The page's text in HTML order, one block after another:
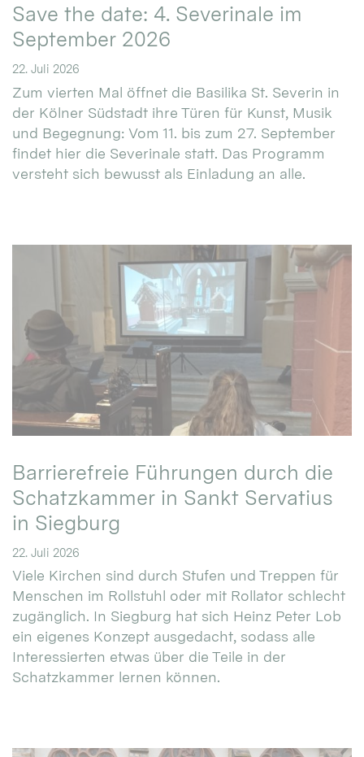
Save the date: 4. Severinale im
September 2026
22. Juli 2026
Zum vierten Mal öffnet die Basilika St. Severin in
der Kölner Südstadt ihre Türen für Kunst, Musik
und Begegnung: Vom 11. bis zum 27. September
findet hier die Severinale statt. Das Programm
versteht sich bewusst als Einladung an alle.
Barrierefreie Führungen durch die
Schatzkammer in Sankt Servatius
in Siegburg
22. Juli 2026
Viele Kirchen sind durch Stufen und Treppen für
Menschen im Rollstuhl oder mit Rollator schlecht
zugänglich. In Siegburg hat sich Heinz Peter Lob
ein eigenes Konzept ausgedacht, sodass alle
Interessierten etwas über die Teile in der
Schatzkammer lernen können.